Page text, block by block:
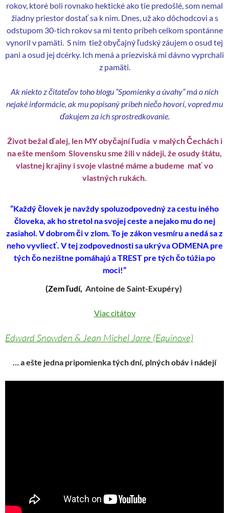
rokov, ktoré boli rovnako hektické ako tie predošlé, som nemal
žiadny priestor dostať sa k nim. Dnes, už ako dôchodcovi a s
odstupom 30-tich rokov sa mi tento príbeh celkom spontánne
vynoril v pamäti. S ním tiež obyčajný ľudský záujem o osud tej
pani a osud jej dcérky. Ich mená a priezviská mi dávno vyprchali
z pamäti.
Ak niekto z čitateľov toho blogu “Spomienky a úvahy” má o nich
nejaké informácie, ak mu popísaný príbeh niečo hovorí, vopred mu
ďakujem za ich sprostredkovanie.
Život bežal ďalej, len MY obyčajní ľudia v malých Čechách i
na ešte menšom Slovensku sme žili v nádeji, že osudy štátu,
vlastnej krajiny i svoje vlastné máme a budeme mať vo
vlastných rukách.
“Každý človek je navždy spoluzodpovedný za cestu iného
človeka, ak ho stretol na svojej ceste a nejako mu do nej
zasiahol. V dobrom či v zlom. To je zákon vesmíru a nedá sa z
neho vyvliecť. V tej zodpovednosti sa ukrýva ODMENA pre
tých čo nezištne pomáhajú a TREST pre tých čo túžia po
moci!”
(Zem ľudí, Antoine de Saint-Exupéry)
Viac citátov
Edward Snowden & Jean Michel Jarre (Equinoxe)
… a ešte jedna pripomienka tých dní, plných obáv i nádejí